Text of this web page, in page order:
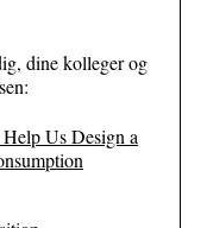
dine kolleger og
Us Design a